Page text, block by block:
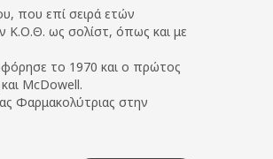
που επί σειρά ετών
Κ.Ο.Θ. ως σολίστ, όπως και με
το 1970 και ο πρώτος
McDowell.
Φαρμακολύτριας στην